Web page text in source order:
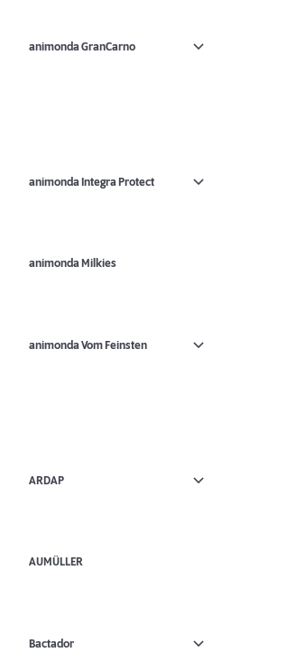
animonda GranCarno
animonda Integra Protect
animonda Milkies
animonda Vom Feinsten
ARDAP
AUMÜLLER
Bactador